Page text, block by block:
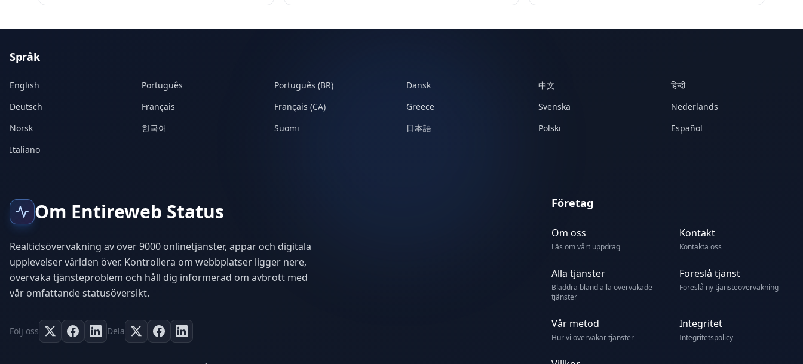
Språk
English Português Português (BR) Dansk 中文
हिन्दी
Deutsch
Français Français (CA) Greece Svenska
Nederlands
Norsk
한국어 Suomi 日本語 Polski
Español
Italiano
Om Entireweb Status
Realtidsövervakning av över 9000 onlinetjänster, appar och digitala
upplevelser världen över. Kontrollera om webbplatser ligger nere,
övervaka tjänsteproblem och håll dig informerad om avbrott med
vår omfattande statusöversikt.
Följ oss Dela
Företag
Om oss
Läs om vårt uppdrag
Kontakt
Kontakta oss
Alla tjänster
Bläddra bland alla övervakade
tjänster
Föreslå tjänst
Föreslå ny tjänsteövervakning
Vår metod
Hur vi övervakar tjänster
Integritet
Integritetspolicy